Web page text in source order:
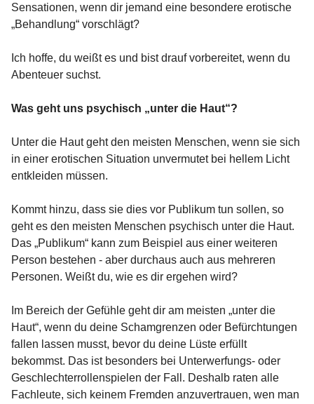
Sensationen, wenn dir jemand eine besondere erotische
„Behandlung“ vorschlägt?
Ich hoffe, du weißt es und bist drauf vorbereitet, wenn du
Abenteuer suchst.
Was geht uns psychisch „unter die Haut“?
Unter die Haut geht den meisten Menschen, wenn sie sich
in einer erotischen Situation unvermutet bei hellem Licht
entkleiden müssen.
Kommt hinzu, dass sie dies vor Publikum tun sollen, so
geht es den meisten Menschen psychisch unter die Haut.
Das „Publikum“ kann zum Beispiel aus einer weiteren
Person bestehen - aber durchaus auch aus mehreren
Personen. Weißt du, wie es dir ergehen wird?
Im Bereich der Gefühle geht dir am meisten „unter die
Haut“, wenn du deine Schamgrenzen oder Befürchtungen
fallen lassen musst, bevor du deine Lüste erfüllt
bekommst. Das ist besonders bei Unterwerfungs- oder
Geschlechterrollenspielen der Fall. Deshalb raten alle
Fachleute, sich keinem Fremden anzuvertrauen, wen man